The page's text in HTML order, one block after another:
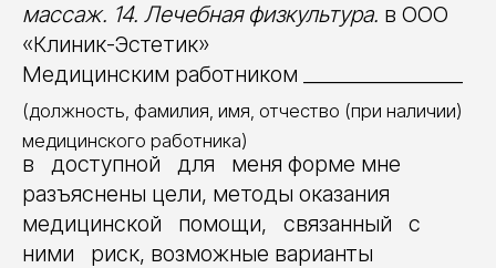
массаж. 14. Лечебная физкультура. в ООО
«Клиник-Эстетик»
Медицинским работником ________________
(должность, фамилия, имя, отчество (при наличии)
медицинского работника)
в доступной для меня форме мне
разъяснены цели, методы оказания
медицинской помощи, связанный с
ними риск, возможные варианты